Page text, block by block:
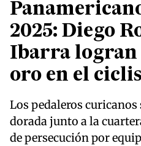
2025: Diego
Ibarra logran
oro en el
Los pedaleros curicanos
dorada junto a la
de persecución por